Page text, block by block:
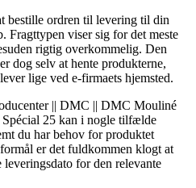
bestille ordren til levering til din
Fragttypen viser sig for det meste
rigtig overkommelig. Den
dog selv at hente produkterne,
lige ved e-firmaets hjemsted.
|| DMC || DMC Mouliné
25 kan i nogle tilfælde
du har behov for produktet
er det fuldkommen klogt at
for den relevante